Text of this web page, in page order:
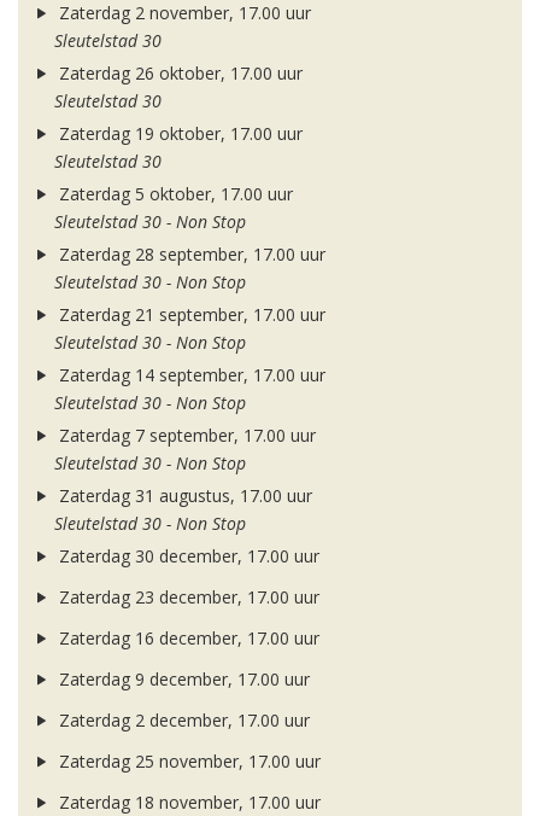
Zaterdag 2 november, 17.00 uur
Sleutelstad 30
Zaterdag 26 oktober, 17.00 uur
Sleutelstad 30
Zaterdag 19 oktober, 17.00 uur
Sleutelstad 30
Zaterdag 5 oktober, 17.00 uur
Sleutelstad 30 - Non Stop
Zaterdag 28 september, 17.00 uur
Sleutelstad 30 - Non Stop
Zaterdag 21 september, 17.00 uur
Sleutelstad 30 - Non Stop
Zaterdag 14 september, 17.00 uur
Sleutelstad 30 - Non Stop
Zaterdag 7 september, 17.00 uur
Sleutelstad 30 - Non Stop
Zaterdag 31 augustus, 17.00 uur
Sleutelstad 30 - Non Stop
Zaterdag 30 december, 17.00 uur
Zaterdag 23 december, 17.00 uur
Zaterdag 16 december, 17.00 uur
Zaterdag 9 december, 17.00 uur
Zaterdag 2 december, 17.00 uur
Zaterdag 25 november, 17.00 uur
Zaterdag 18 november, 17.00 uur